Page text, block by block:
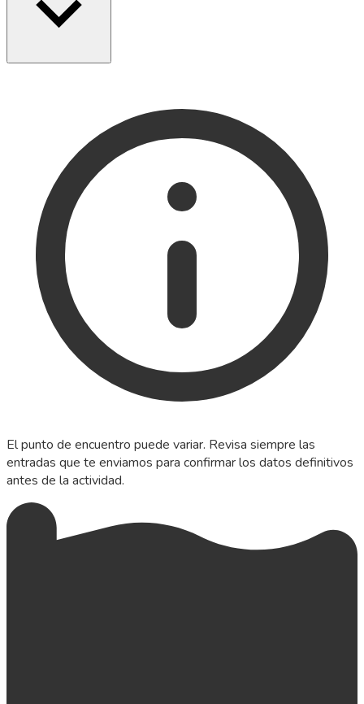
El punto de encuentro puede variar. Revisa siempre las
entradas que te enviamos para confirmar los datos definitivos
antes de la actividad.